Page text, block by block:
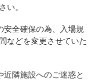
い。
安全確保の為、入場規
などを変更させていた
隣施設へのご迷惑と